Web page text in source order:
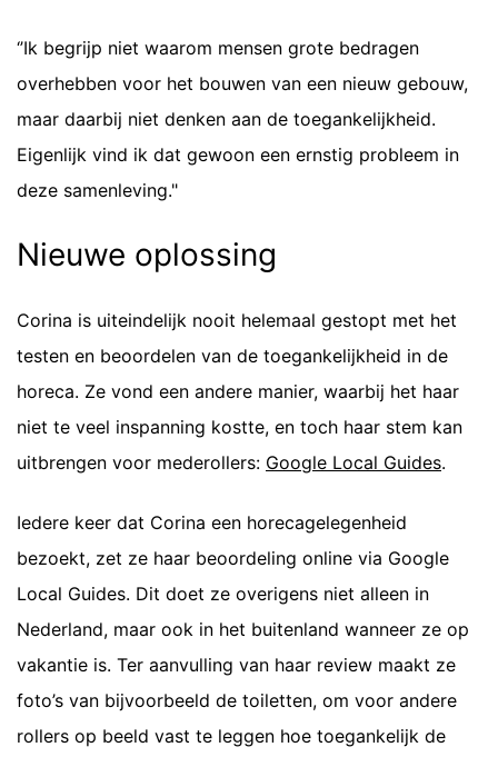
‘’Ik begrijp niet waarom mensen grote bedragen
overhebben voor het bouwen van een nieuw gebouw,
maar daarbij niet denken aan de toegankelijkheid.
Eigenlijk vind ik dat gewoon een ernstig probleem in
deze samenleving."
Nieuwe oplossing
Corina is uiteindelijk nooit helemaal gestopt met het
testen en beoordelen van de toegankelijkheid in de
horeca. Ze vond een andere manier, waarbij het haar
niet te veel inspanning kostte, en toch haar stem kan
uitbrengen voor mederollers: Google Local Guides.
Iedere keer dat Corina een horecagelegenheid
bezoekt, zet ze haar beoordeling online via Google
Local Guides. Dit doet ze overigens niet alleen in
Nederland, maar ook in het buitenland wanneer ze op
vakantie is. Ter aanvulling van haar review maakt ze
foto’s van bijvoorbeeld de toiletten, om voor andere
rollers op beeld vast te leggen hoe toegankelijk de